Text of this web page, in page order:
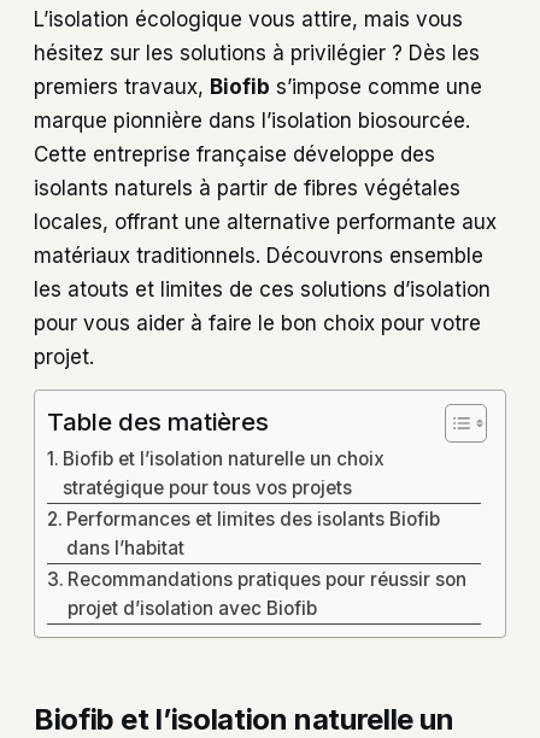
L’isolation écologique vous attire, mais vous
hésitez sur les solutions à privilégier ? Dès les
premiers travaux, Biofib s’impose comme une
marque pionnière dans l’isolation biosourcée.
Cette entreprise française développe des
isolants naturels à partir de fibres végétales
locales, offrant une alternative performante aux
matériaux traditionnels. Découvrons ensemble
les atouts et limites de ces solutions d’isolation
pour vous aider à faire le bon choix pour votre
projet.
Table des matières
Biofib et l’isolation naturelle un choix
stratégique pour tous vos projets
Performances et limites des isolants Biofib
dans l’habitat
Recommandations pratiques pour réussir son
projet d’isolation avec Biofib
Biofib et l’isolation naturelle un